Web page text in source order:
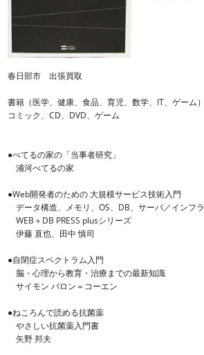
春日部市 出張買取
書籍（医学、健康、食品、育児、数学、IT、ゲーム）
コミック、CD、DVD、ゲーム
●べてるの家の「当事者研究」
浦河べてるの家
●Web開発者のための 大規模サービス技術入門
データ構造、メモリ、OS、DB、サーバ／インフラ
WEB＋DB PRESS plusシリーズ
伊藤 直也、田中 慎司
●自閉症スペクトラム入門
脳・心理から教育・治療までの最新知識
サイモン バロン＝コーエン
●ねころんで読める抗菌薬
やさしい抗菌薬入門書
矢野 邦夫